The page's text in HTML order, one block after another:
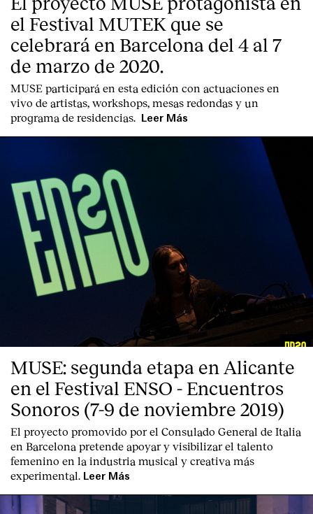
Contacto
el Festival MUTEK que se
celebrará en Barcelona del 4 al 7
de marzo de 2020.
MUSE participará en esta edición con actuaciones en
vivo de artistas, workshops, mesas redondas y un
programa de residencias.
Leer Más
MUSE: segunda etapa en Alicante
en el Festival ENSO - Encuentros
Sonoros (7-9 de noviembre 2019)
El proyecto promovido por el Consulado General de Italia
en Barcelona pretende apoyar y visibilizar el talento
femenino en la industria musical y creativa más
experimental. Leer Más